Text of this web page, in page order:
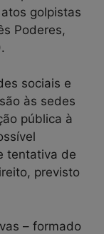
golpistas
Poderes,
sociais e
às sedes
pública à
tentativa de
previsto
– formado